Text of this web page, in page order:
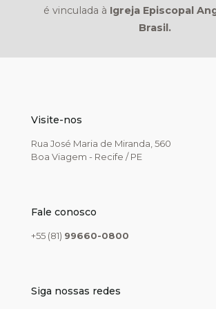
é vinculada à Igreja Episcopal
Brasil.
Visite-nos
Rua José Maria de Miranda, 560
Boa Viagem - Recife / PE
Fale conosco
+55 (81) 99660-0800
Siga nossas redes